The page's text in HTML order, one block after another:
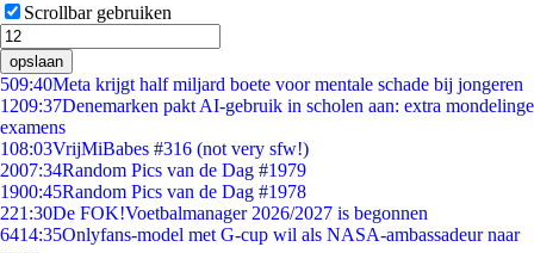
Scrollbar gebruiken
opslaan
509:40Meta krijgt half miljard boete voor mentale schade bij jongeren
1209:37Denemarken pakt AI-gebruik in scholen aan: extra mondelinge
examens
108:03VrijMiBabes #316 (not very sfw!)
2007:34Random Pics van de Dag #1979
1900:45Random Pics van de Dag #1978
221:30De FOK!Voetbalmanager 2026/2027 is begonnen
6414:35Onlyfans-model met G-cup wil als NASA-ambassadeur naar